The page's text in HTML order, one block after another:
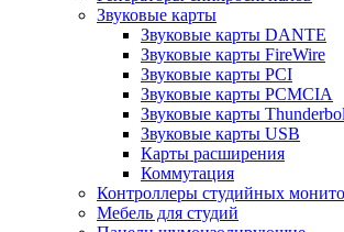
Звуковые карты
Звуковые карты DANTE
Звуковые карты FireWire
Звуковые карты PCI
Звуковые карты PCMCIA
Звуковые карты
Звуковые карты USB
Карты расширения
Коммутация
Контроллеры студийных
Мебель для студий